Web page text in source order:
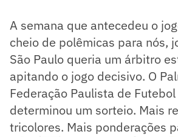
A semana que antecedeu o
cheio de polêmicas para nós,
São Paulo queria um árbitro
apitando o jogo decisivo. O
Federação Paulista de
determinou um sorteio. Mais
tricolores. Mais ponderações